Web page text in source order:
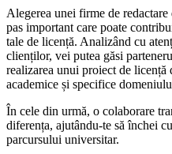
Alegerea unei firme de
pas important care poate
tale de licență. Analizând cu
clienților, vei putea găsi
realizarea unui proiect de licență
academice și specifice
În cele din urmă, o colaborare
diferența, ajutându-te să închei
parcursului universitar.